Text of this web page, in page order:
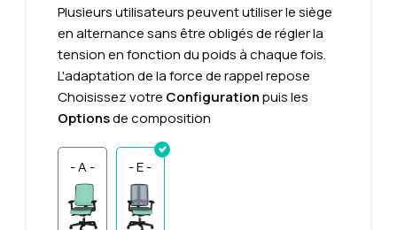
Plusieurs utilisateurs peuvent utiliser le siège
en alternance sans être obligés de régler la
tension en fonction du poids à chaque fois.
L'adaptation de la force de rappel repose
Choisissez votre Configurationpuis les
Optionsde composition
- A - - E -